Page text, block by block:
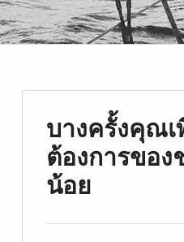
บางครั้งคุณ
ต้องการของ
น้อย